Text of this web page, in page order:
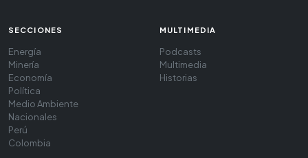
SECCIONES
Energía
Minería
Economía
Política
Medio Ambiente
Nacionales
Perú
Colombia
MULTIMEDIA
Podcasts
Multimedia
Historias